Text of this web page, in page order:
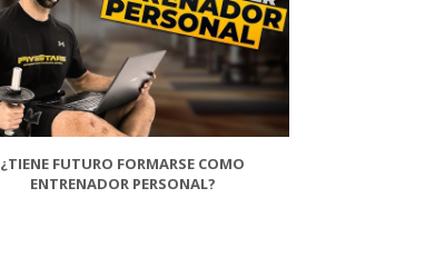
¿TIENE FUTURO FORMARSE COMO
ENTRENADOR PERSONAL?